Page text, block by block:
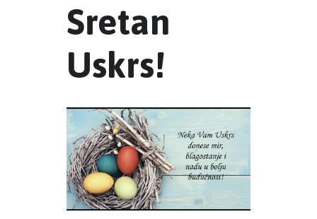
Sretan
Uskrs!